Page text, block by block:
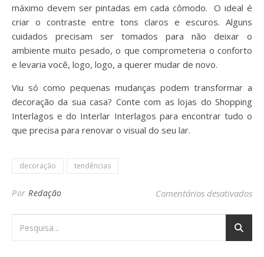
máximo devem ser pintadas em cada cômodo. O ideal é
criar o contraste entre tons claros e escuros. Alguns
cuidados precisam ser tomados para não deixar o
ambiente muito pesado, o que comprometeria o conforto
e levaria você, logo, logo, a querer mudar de novo.
Viu só como pequenas mudanças podem transformar a
decoração da sua casa? Conte com as lojas do Shopping
Interlagos e do Interlar Interlagos para encontrar tudo o
que precisa para renovar o visual do seu lar.
decoração tendências
Por Redação Comentários desativados